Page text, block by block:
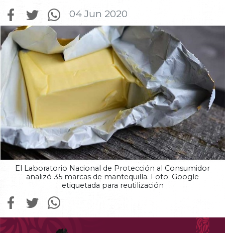
04 Jun 2020
El Laboratorio Nacional de Protección al Consumidor
analizó 35 marcas de mantequilla. Foto: Google
etiquetada para reutilización